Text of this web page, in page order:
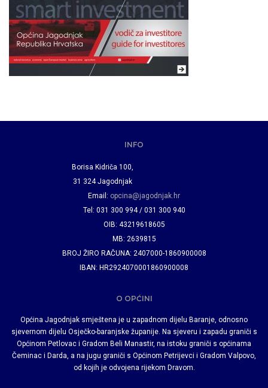
INFO
Borisa Kidriča 100,
31 324 Jagodnjak
Email: opcina@jagodnjak.hr
Tel: 031 300 994 / 031 300 940
OIB: 43219618605
MB: 2639815
BROJ ŽIRO RAČUNA: 2407000-1860900008
IBAN: HR2924070001860900008
O OPĆINI
Općina Jagodnjak smještena je u zapadnom dijelu Baranje, odnosno
sjevernom dijelu Osječko-baranjske županije. Na sjeveru i zapadu graniči s
Općinom Petlovac i Gradom Beli Manastir, na istoku graniči s općinama
Čeminac i Darda, a na jugu graniči s Općinom Petrijevci i Gradom Valpovo,
od kojih je odvojena rijekom Dravom.